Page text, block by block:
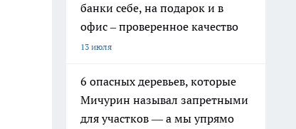
банки себе, на подарок и в
офис – проверенное качество
13 июля
6 опасных деревьев, которые
Мичурин называл запретными
для участков — а мы упрямо